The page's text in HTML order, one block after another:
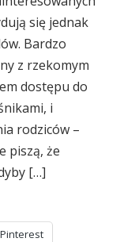
się jednak
Bardzo
z rzekomym
dostępu do
i
rodziców –
piszą, że
[…]
Pinterest